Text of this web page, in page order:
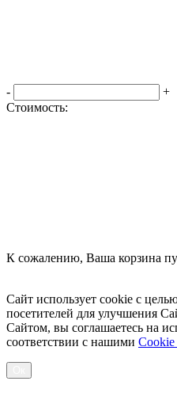
-
+
Стоимость:
К сожалению, Ваша корзина
Сайт использует cookie с
посетителей для улучшения
Сайтом, вы соглашаетесь на
соответствии с нашими